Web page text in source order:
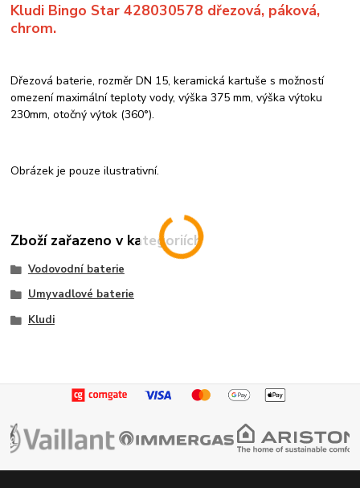
Kludi Bingo Star 428030578 dřezová, páková,
chrom.
Dřezová baterie, rozměr DN 15, keramická kartuše s možností
omezení maximální teploty vody, výška 375 mm, výška výtoku
230mm, otočný výtok (360°).
Obrázek je pouze ilustrativní.
Zboží zařazeno v kategoriích
Vodovodní baterie
Umyvadlové baterie
Kludi